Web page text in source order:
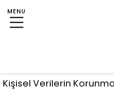
MENU
Kişisel Verilerin